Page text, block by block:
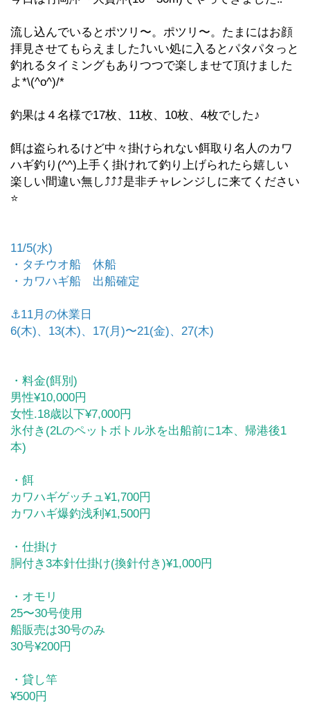
流し込んでいるとポツリ〜。ポツリ〜。たまにはお顔
拝見させてもらえました⤴️いい処に入るとパタパタっと
釣れるタイミングもありつつで楽しませて頂けました
よ*\(^o^)/*
釣果は４名様で17枚、11枚、10枚、4枚でした♪
餌は盗られるけど中々掛けられない餌取り名人のカワ
ハギ釣り(^^)上手く掛けれて釣り上げられたら嬉しい
楽しい間違い無し⤴︎⤴︎⤴︎是非チャレンジしに来てください
⭐️
11/5(水)
・タチウオ船 休船
・カワハギ船 出船確定
⚓️11月の休業日
6(木)、13(木)、17(月)〜21(金)、27(木)
・料金(餌別)
男性¥10,000円
女性.18歳以下¥7,000円
氷付き(2Lのペットボトル氷を出船前に1本、帰港後1
本)
・餌
カワハギゲッチュ¥1,700円
カワハギ爆釣浅利¥1,500円
・仕掛け
胴付き3本針仕掛け(換針付き)¥1,000円
・オモリ
25〜30号使用
船販売は30号のみ
30号¥200円
・貸し竿
¥500円